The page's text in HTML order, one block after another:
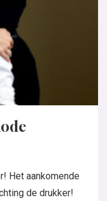
Het aankomende
de drukker!